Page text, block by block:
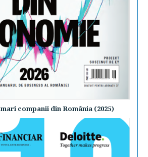
companii din România (2025)